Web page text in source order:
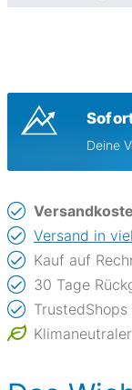
Deine
Versand in
Kauf auf
30 Tage